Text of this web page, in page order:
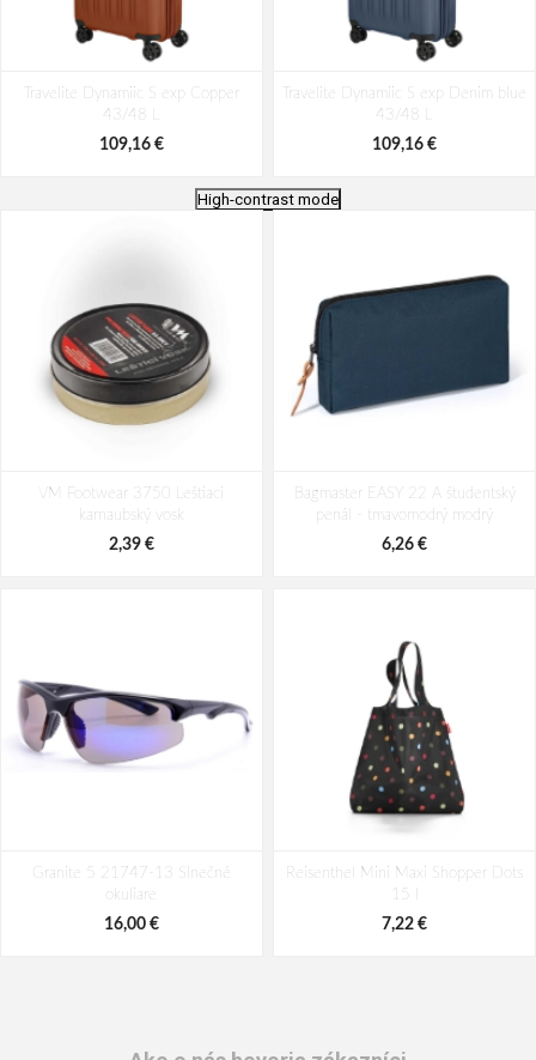
Travelite Dynamiic S exp Copper
43/48 L
109,16 €
Travelite Dynamiic S exp Denim blue
43/48 L
109,16 €
109,16 € 109,16 €
High-contrast mode
VM Footwear 3750 Leštiaci
karnaubský vosk
2,39 €
Bagmaster EASY 22 A študentský
penál - tmavomodrý modrý
6,26 €
Granite 5 21747-13 Slnečné
okuliare
16,00 €
Reisenthel Mini Maxi Shopper Dots
15 l
7,22 €